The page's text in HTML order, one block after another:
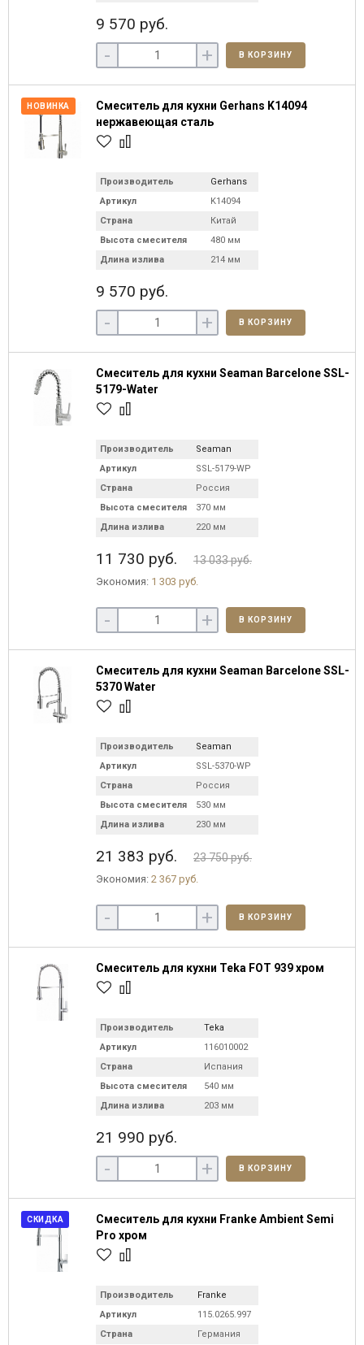
9 570 руб.
- + В КОРЗИНУ
НОВИНКА
Смеситель для кухни Gerhans K14094
нержавеющая сталь
Производитель
Gerhans
Артикул
K14094
Страна
Китай
Высота смесителя
480 мм
Длина излива
214 мм
9 570 руб.
- + В КОРЗИНУ
Смеситель для кухни Seaman Barcelone SSL-
5179-Water
Производитель
Seaman
Артикул
SSL-5179-WP
Страна
Россия
Высота смесителя
370 мм
Длина излива
220 мм
11 730 руб. 13 033 руб.
Экономия: 1 303 руб.
- + В КОРЗИНУ
Смеситель для кухни Seaman Barcelone SSL-
5370 Water
Производитель
Seaman
Артикул
SSL-5370-WP
Страна
Россия
Высота смесителя
530 мм
Длина излива
230 мм
21 383 руб. 23 750 руб.
Экономия: 2 367 руб.
- + В КОРЗИНУ
Смеситель для кухни Teka FOT 939 хром
Производитель
Teka
Артикул
116010002
Страна
Испания
Высота смесителя
540 мм
Длина излива
203 мм
21 990 руб.
- + В КОРЗИНУ
СКИДКА
Смеситель для кухни Franke Ambient Semi
Pro хром
Производитель
Franke
Артикул
115.0265.997
Страна
Германия